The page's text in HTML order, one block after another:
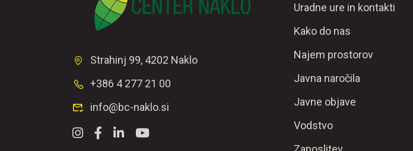
Strahinj 99, 4202 Naklo
+386 4 277 21 00
info@bc-naklo.si
Uradne ure in kontakti
Kako do nas
Najem prostorov
Javna naročila
Javne objave
Vodstvo